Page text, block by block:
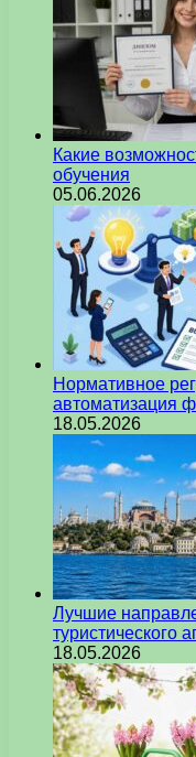
Какие
обучения
05.06.2026
Нормативное
автоматизация
18.05.2026
Лучшие
туристического
18.05.2026